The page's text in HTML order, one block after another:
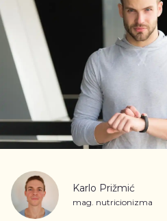
Karlo Prižmić
mag. nutricionizma